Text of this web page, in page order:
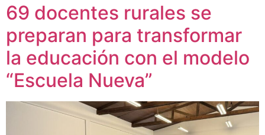
69 docentes rurales se
preparan para transformar
la educación con el modelo
“Escuela Nueva”